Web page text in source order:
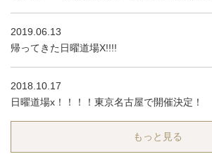
2019.06.13
帰ってきた日曜道場X!!!!
2018.10.17
日曜道場x！！！！東京名古屋で開催決定！
もっと見る